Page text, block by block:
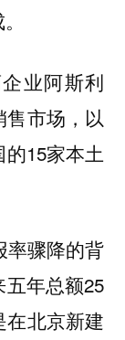
业阿斯利
市场，以
15家本土
率骤降的背
年总额25
北京新建